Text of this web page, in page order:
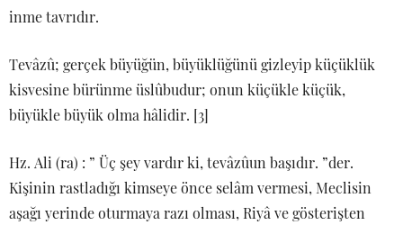
inme tavrıdır.
Tevâzû; gerçek büyüğün, büyüklüğünü gizleyip küçüklük
kisvesine bürünme üslûbudur; onun küçükle küçük,
büyükle büyük olma hâlidir. [3]
Hz. Ali (ra) : ” Üç şey vardır ki, tevâzûun başıdır. ”der.
Kişinin rastladığı kimseye önce selâm vermesi, Meclisin
aşağı yerinde oturmaya razı olması, Riyâ ve gösterişten